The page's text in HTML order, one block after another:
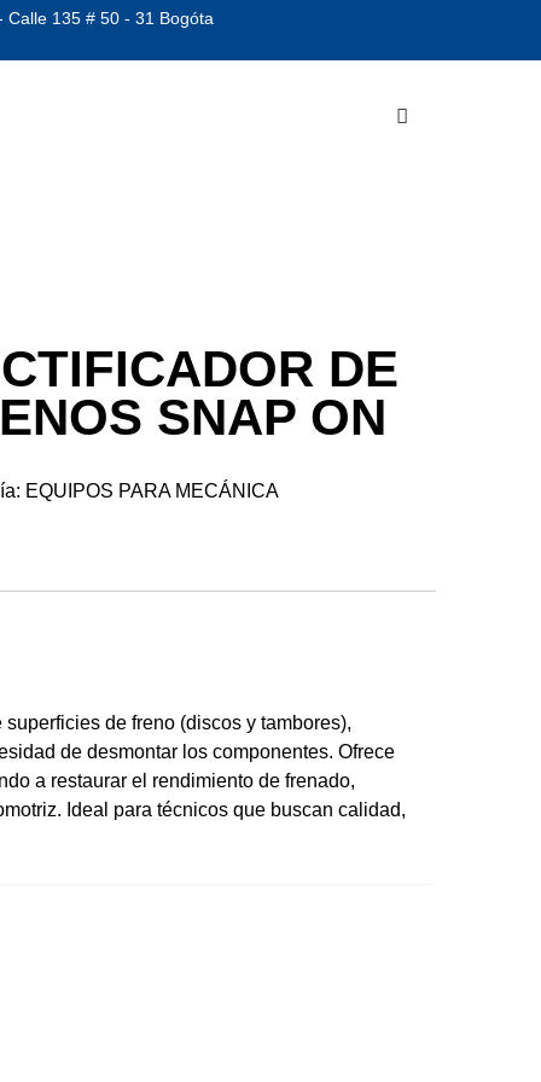
Calle 135 # 50 - 31 Bogóta
DE
SNAP ON
EQUIPOS PARA MECÁNICA
de freno (discos y tambores),
de desmontar los componentes. Ofrece
a restaurar el rendimiento de frenado,
Ideal para técnicos que buscan calidad,